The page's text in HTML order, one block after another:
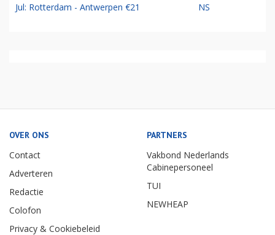
Jul: Rotterdam - Antwerpen €21 NS
OVER ONS
Contact
Adverteren
Redactie
Colofon
Privacy & Cookiebeleid
PARTNERS
Vakbond Nederlands
Cabinepersoneel
TUI
NEWHEAP